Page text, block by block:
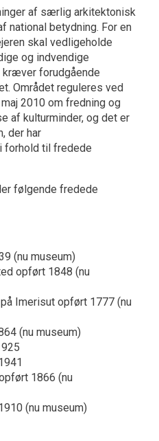
af særlig arkitektonisk
betydning. For en
skal vedligeholde
og indvendige
forudgående
Området reguleres ved
2010 om fredning og
af kulturminder, og det er
der har
forhold til fredede
følgende fredede
(nu museum)
opført 1848 (nu
Imerisut opført 1777 (nu
(nu museum)
1866 (nu
(nu museum)